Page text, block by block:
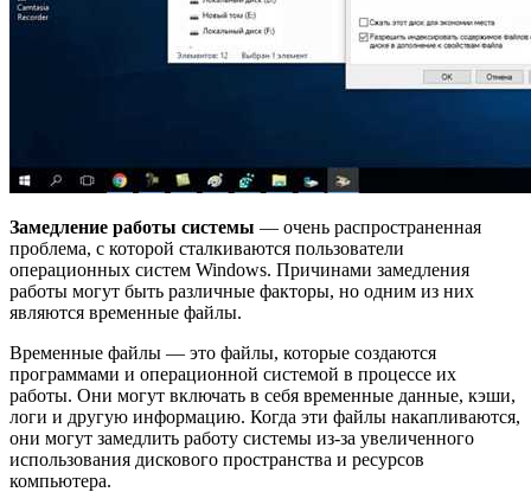
Замедление работы системы — очень распространенная
проблема, с которой сталкиваются пользователи
операционных систем Windows. Причинами замедления
работы могут быть различные факторы, но одним из них
являются временные файлы.
Временные файлы — это файлы, которые создаются
программами и операционной системой в процессе их
работы. Они могут включать в себя временные данные, кэши,
логи и другую информацию. Когда эти файлы накапливаются,
они могут замедлить работу системы из-за увеличенного
использования дискового пространства и ресурсов
компьютера.